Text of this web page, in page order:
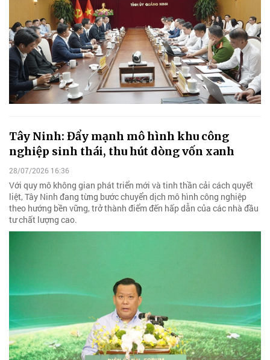
Tây Ninh: Đẩy mạnh mô hình khu công
nghiệp sinh thái, thu hút dòng vốn xanh
28/07/2026 16:36
Với quy mô không gian phát triển mới và tinh thần cải cách quyết
liệt, Tây Ninh đang từng bước chuyển dịch mô hình công nghiệp
theo hướng bền vững, trở thành điểm đến hấp dẫn của các nhà đầu
tư chất lượng cao.